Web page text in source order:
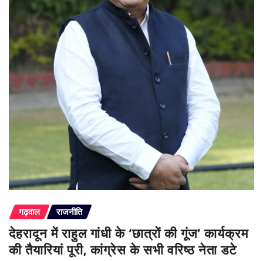
गढ़वाल राजनीति
देहरादून में राहुल गांधी के ‘छात्रों की गूंज’ कार्यक्रम
की तैयारियां पूरी, कांग्रेस के सभी वरिष्ठ नेता डटे